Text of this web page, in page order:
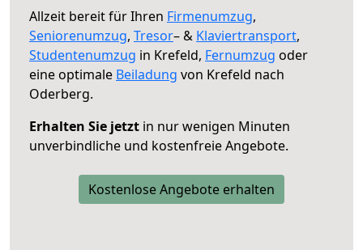
Allzeit bereit für Ihren Firmenumzug,
Seniorenumzug, Tresor– & Klaviertransport,
Studentenumzug in Krefeld, Fernumzug oder
eine optimale Beiladung von Krefeld nach
Oderberg.
Erhalten Sie jetzt in nur wenigen Minuten
unverbindliche und kostenfreie Angebote.
Kostenlose Angebote erhalten